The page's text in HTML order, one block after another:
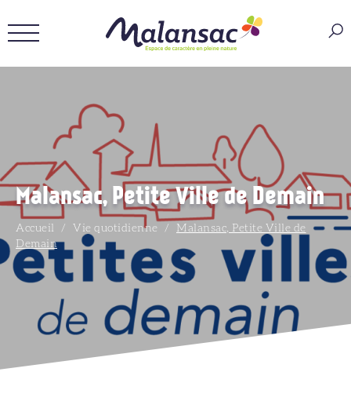
Malansac, Petite Ville de Demain
Accueil / Vie quotidienne /
Malansac, Petite Ville de
Demain